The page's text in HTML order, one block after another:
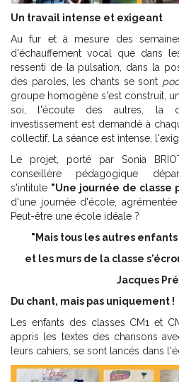
Un travail intense et exigeant
Au fur et à mesure des
d'échauffement vocal que dans
ressenti de la pulsation, dans la
des paroles, les chants se sont
groupe homogène s'est construit,
soi, l'écoute des autres, la
investissement est demandé à
collectif. La séance est intense,
Le projet, porté par Sonia
conseillère pédagogique
s'intitule "Une journée de classe
d'une journée d'école,
Peut-être une école idéale ?
"Mais tous les autres
et les murs de la classe
Jacques
Du chant, mais pas uniquement !
Les enfants des classes CM1 et
appris les textes des chansons
leurs cahiers, se sont lancés dans